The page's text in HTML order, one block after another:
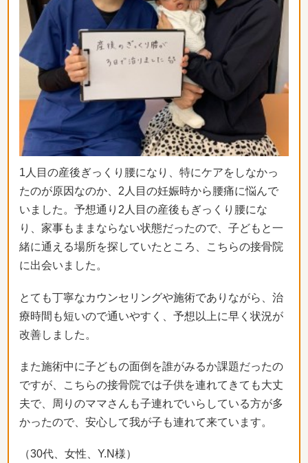
1人目の産後ぎっくり腰になり、 特にケアをしなかっ
たのが原因なのか、2人目の妊娠時から腰痛に悩んで
いました。予想通り2人目の産後もぎっくり腰にな
り、 家事もままならない状態だったので、 子どもと一
緒に通える場所を探していたところ、
こちらの接骨院
に出会いました。
とても丁寧なカウンセリングや施術でありながら、 治
療時間も短いので通いやすく、 予想以上に早く状況が
改善しました。
また施術中に子どもの面倒を誰がみるか課題だったの
ですが、
こちらの接骨院では子供を連れてきても大丈
夫で、
周りのママさんも子連れでいらしている方が多
かったので、 安心して我が子も連れて来ています。
（30代、女性、Y.N様）